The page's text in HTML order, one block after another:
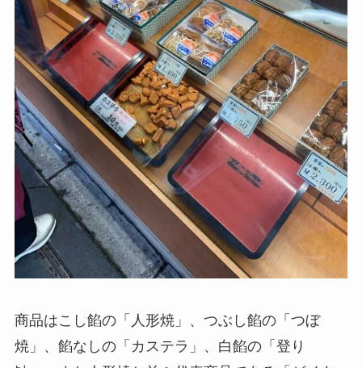
商品はこし餡の「人形焼」、つぶし餡の「つぼ
焼」、餡なしの「カステラ」、白餡の「登り